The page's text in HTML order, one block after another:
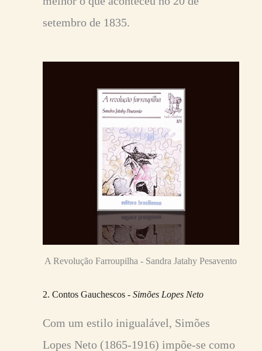
setembro de 1835.
A Revolução Farroupilha - Sandra Jatahy Pesavento
2. Contos Gauchescos - Simões Lopes Neto
Com um estilo inigualável, Simões
Lopes Neto (1865-1916) impõe-se como